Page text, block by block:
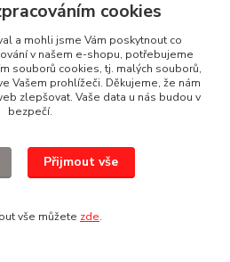
cookies
a mohli jsme Vám poskytnout co
v našem e-shopu, potřebujeme
souborů cookies, tj. malých souborů,
Vašem prohlížeči. Děkujeme, že nám
zlepšovat. Vaše data u nás budou v
bezpečí.
Přijmout vše
vše můžete zde.